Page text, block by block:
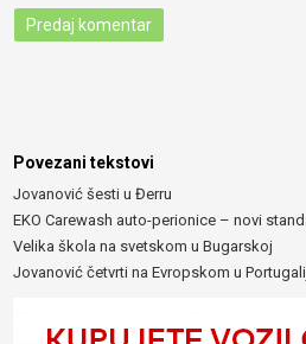
Povezani tekstovi
Jovanović šesti u Đerru
EKO Carewash auto-perionice – novi
Velika škola na svetskom u Bugarskoj
Jovanović četvrti na Evropskom u